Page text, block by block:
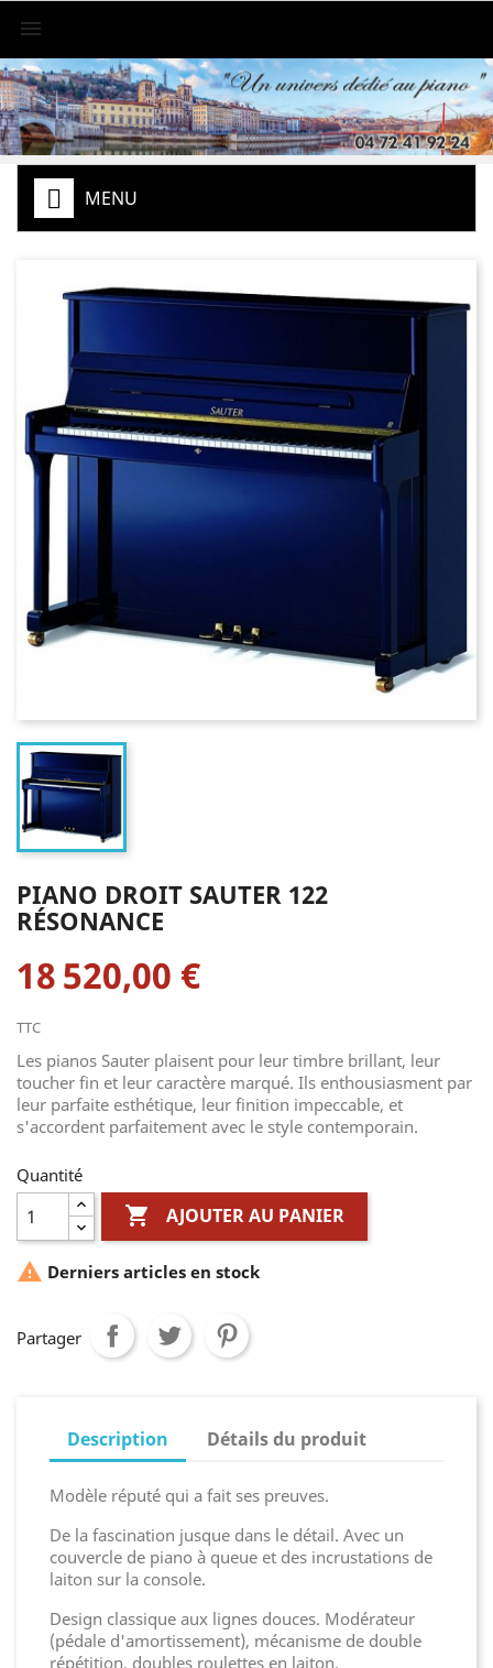

MENU
PIANO DROIT SAUTER 122
RÉSONANCE
18 520,00 €
TTC
Les pianos Sauter plaisent pour leur timbre brillant, leur
toucher fin et leur caractère marqué. Ils enthousiasment par
leur parfaite esthétique, leur finition impeccable, et
s'accordent parfaitement avec le style contemporain.
Quantité
 AJOUTER AU PANIER
 Derniers articles en stock
Partager
Description Détails du produit
Modèle réputé qui a fait ses preuves.
De la fascination jusque dans le détail. Avec un
couvercle de piano à queue et des incrustations de
laiton sur la console.
Design classique aux lignes douces. Modérateur
(pédale d'amortissement), mécanisme de double
répétition, doubles roulettes en laiton.